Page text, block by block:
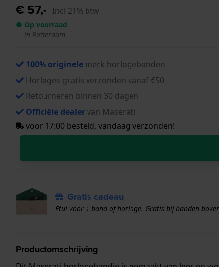
€ 57,- Incl 21% btw
● Op voorraad
in Rotterdam
100% originele merk horlogebanden
Horloges gratis verzonden vanaf €50
Retourneren binnen 30 dagen
Officiële dealervan Maserati
voor 17:00 besteld, vandaag verzonden!
Gratis cadeau
Etui voor 1 band of horloge. Gratis bij banden
Productomschrijving